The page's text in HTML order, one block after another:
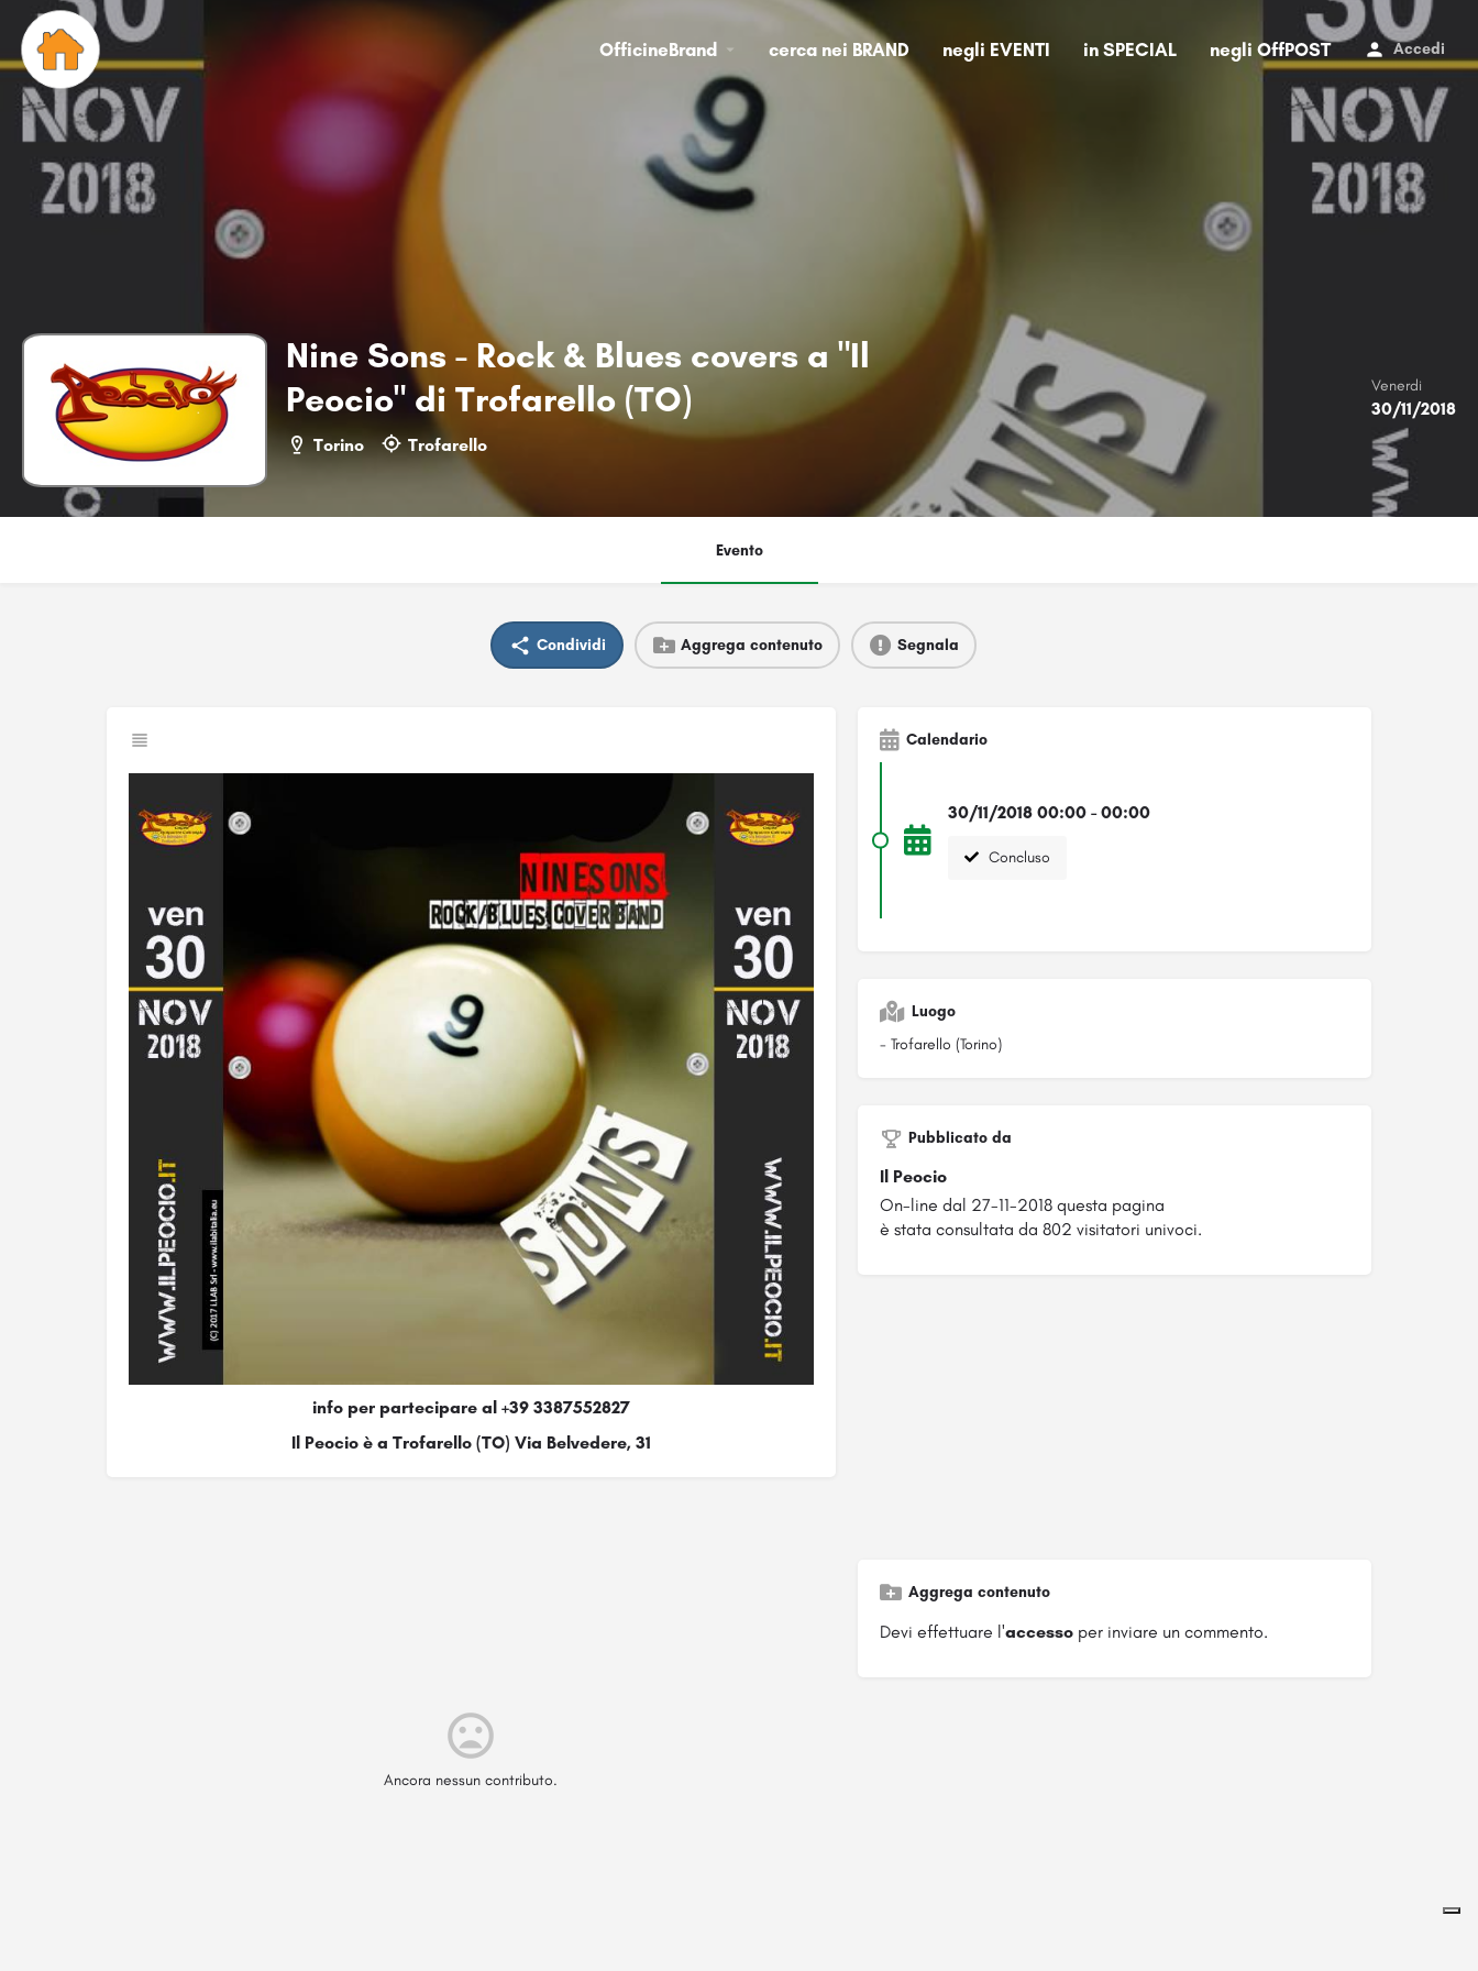
OfficineBrand cerca nei BRAND negli EVENTI in SPECIAL negli OffPOST Accedi
Nine Sons - Rock & Blues covers a "Il
Peocio" di Trofarello (TO)
Torino Trofarello
Venerdi
30/11/2018
Evento
Condividi Aggrega contenuto Segnala
info per partecipare al +39 3387552827
Il Peocio è a Trofarello (TO) Via Belvedere, 31
Calendario
30/11/2018 00:00 - 00:00
Concluso
Luogo
- Trofarello (Torino)
Pubblicato da
Il Peocio
On-line dal 27-11-2018 questa pagina
è stata consultata da 802 visitatori univoci.
Ancora nessun contributo.
Aggrega contenuto
Devi effettuare l'accessoper inviare un commento.